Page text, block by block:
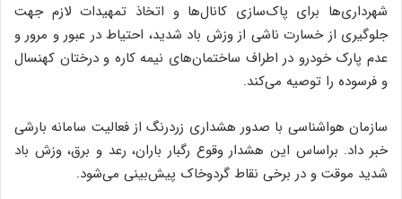
شهرداری‌ها برای پاک‌سازی کانال‌ها و اتخاذ تمهیدات لازم جهت
جلوگیری از خسارت ناشی از وزش باد شدید، احتیاط در عبور و مرور و
عدم پارک خودرو در اطراف ساختمان‌های نیمه کاره و درختان کهنسال
و فرسوده را توصیه می‌کند.
سازمان هواشناسی با صدور هشداری زردرنگ از فعالیت سامانه بارشی
خبر داد. براساس این هشدار وقوع رگبار باران، رعد و برق، وزش باد
شدید موقت و در برخی نقاط گردوخاک پیش‌بینی می‌شود.